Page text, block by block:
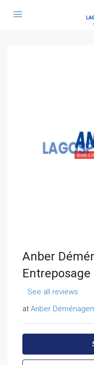
Anber
Entreposage
See all reviews
at Anber